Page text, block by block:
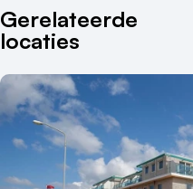
Aantal zalen
1 - 5 zalen
10 of meer zalen
Aantal personen
1 - 50 personen
50 - 100 personen
Gerelateerde
locaties